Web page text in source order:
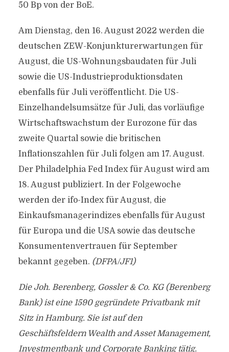
50 Bp von der BoE.
Am Dienstag, den 16. August 2022 werden die
deutschen ZEW-Konjunkturerwartungen für
August, die US-Wohnungsbaudaten für Juli
sowie die US-Industrieproduktionsdaten
ebenfalls für Juli veröffentlicht. Die US-
Einzelhandelsumsätze für Juli, das vorläufige
Wirtschaftswachstum der Eurozone für das
zweite Quartal sowie die britischen
Inflationszahlen für Juli folgen am 17. August.
Der Philadelphia Fed Index für August wird am
18. August publiziert. In der Folgewoche
werden der ifo-Index für August, die
Einkaufsmanagerindizes ebenfalls für August
für Europa und die USA sowie das deutsche
Konsumentenvertrauen für September
bekannt gegeben. (DFPA/JF1)
Die Joh. Berenberg, Gossler & Co. KG (Berenberg
Bank) ist eine 1590 gegründete Privatbank mit
Sitz in Hamburg. Sie ist auf den
Geschäftsfeldern Wealth and Asset Management,
Investmentbank und Corporate Banking tätig.